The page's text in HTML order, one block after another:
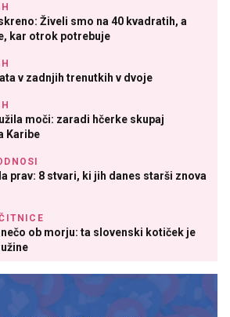
Živeli smo na 40 kvadratih, a
kar otrok potrebuje
v zadnjih trenutkih v dvoje
moči: zaradi hčerke skupaj
Karibe
prav: 8 stvari, ki jih danes starši znova
ob morju: ta slovenski kotiček je